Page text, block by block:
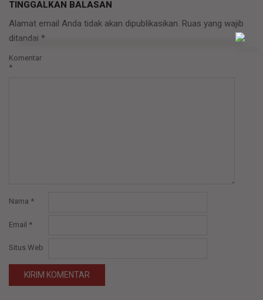
TINGGALKAN BALASAN
Alamat email Anda tidak akan dipublikasikan. Ruas yang wajib
ditandai *
Komentar
*
Nama *
Email *
Situs Web